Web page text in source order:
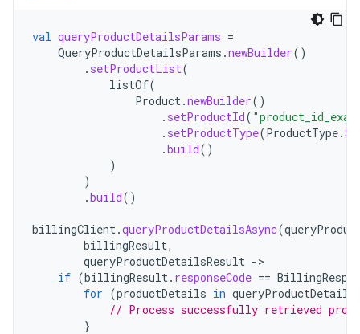
val queryProductDetailsParams =
QueryProductDetailsParams .newBuilder()
. setProductList(
listOf(
Product.newBuilder()
. setProductId(
. setProductType(ProductType.
.build()
)
)
.build()
billingClient.queryProductDetailsAsync(
billingResult,
queryProductDetailsResult -
if (billingResult. responseCode ==
for (productDetails in
// Process successfully retrieved
}